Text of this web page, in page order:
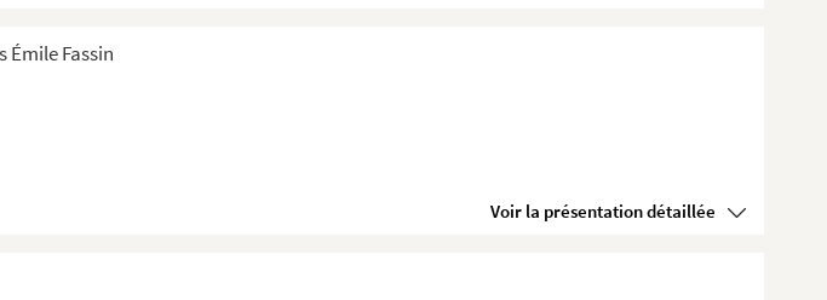
Émile Fassin
Voir la présentation détaillée
rédigé par E...